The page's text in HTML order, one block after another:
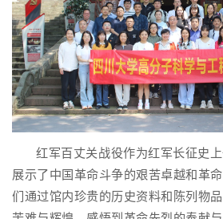
红军百丈关战役作为红军长征史
展示了中国革命斗争的艰苦卓越和革
们通过馆内珍贵的历史资料和陈列物